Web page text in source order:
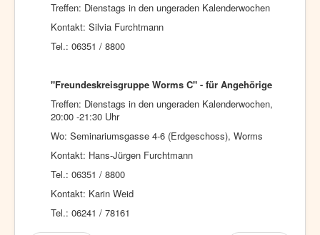
Treffen: Dienstags in den ungeraden Kalenderwochen
Kontakt: Silvia Furchtmann
Tel.: 06351 / 8800
"Freundeskreisgruppe Worms C" - für Angehörige
Treffen: Dienstags in den ungeraden Kalenderwochen,
20:00 -21:30 Uhr
Wo: Seminariumsgasse 4-6 (Erdgeschoss), Worms
Kontakt: Hans-Jürgen Furchtmann
Tel.: 06351 / 8800
Kontakt: Karin Weid
Tel.: 06241 / 78161